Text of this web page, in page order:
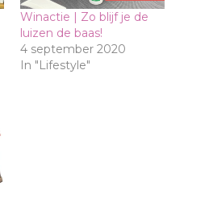
Winactie | Zo blijf je de
luizen de baas!
4 september 2020
In "Lifestyle"